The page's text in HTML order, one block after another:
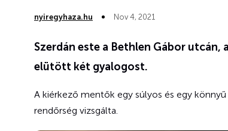
nyiregyhaza.hu Nov 4, 2021
Szerdán este a Bethlen Gábor
elütött két gyalogost.
A kiérkező mentők egy súlyos és egy
rendőrség vizsgálta.